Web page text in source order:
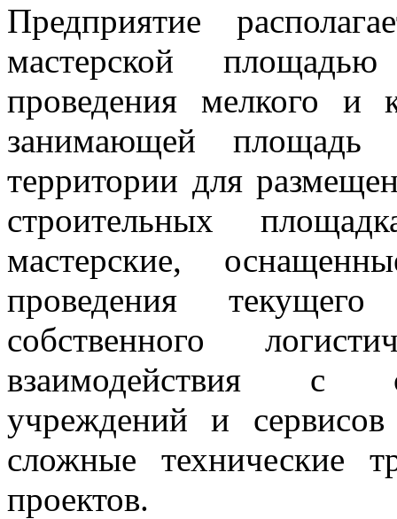
Предприятие
мастерской
проведения мелкого и
занимающей площадь
территории для
строительных
мастерские,
проведения
собственного
взаимодействия с
учреждений и
сложные технические
проектов.